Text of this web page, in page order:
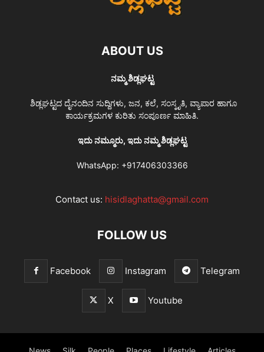
ABOUT US
ನಮ್ಮ ಶಿಡ್ಲಘಟ್ಟ
ಶಿಡ್ಲಘಟ್ಟದ ದೈನಂದಿನ ಸುದ್ದಿಗಳು, ಜನ, ಕಲೆ, ಸಂಸ್ಕೃತಿ, ವ್ಯಾಪಾರ ಹಾಗೂ
ಕಾರ್ಯಕ್ರಮಗಳ ಕುರಿತು ಸಂಪೂರ್ಣ ಮಾಹಿತಿ.
ಇದು ನಮ್ಮೂರು, ಇದು ನಮ್ಮ ಶಿಡ್ಲಘಟ್ಟ
WhatsApp: +917406303366
Contact us: hisidlaghatta@gmail.com
FOLLOW US
Facebook Instagram Telegram
X Youtube